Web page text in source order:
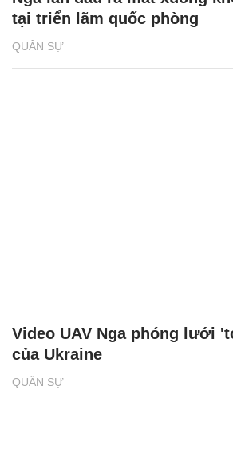
QUÂN SỰ
tại triển lãm quốc phòng
QUÂN SỰ
Video UAV Nga phóng lưới
của Ukraine